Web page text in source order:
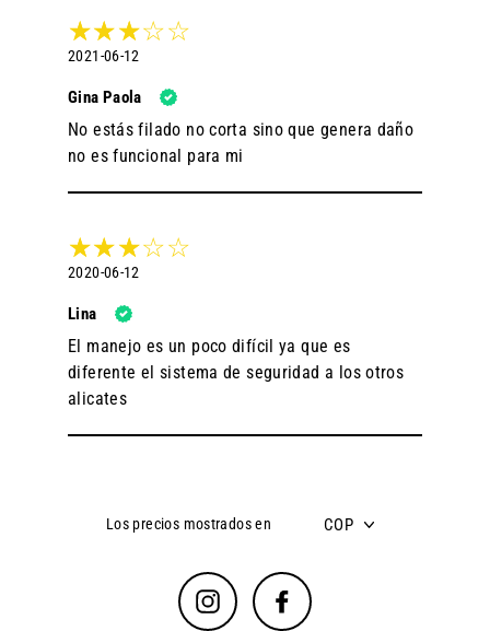
2021-06-12
Gina Paola
No estás filado no corta sino que genera daño
no es funcional para mi
2020-06-12
Lina
El manejo es un poco difícil ya que es
diferente el sistema de seguridad a los otros
alicates
Los precios mostrados en COP
Instagram Facebook